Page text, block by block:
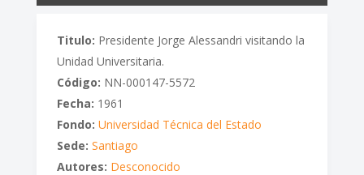
Titulo: Presidente Jorge Alessandri visitando la
Unidad Universitaria.
Código: NN-000147-5572
Fecha: 1961
Fondo: Universidad Técnica del Estado
Sede: Santiago
Autores: Desconocido